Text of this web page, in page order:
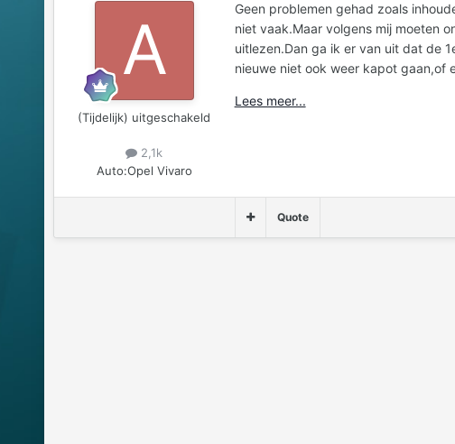
(Tijdelijk) uitgeschakeld
2,1k
Auto:Opel Vivaro
Geen problemen gehad zoals
niet vaak.Maar volgens mij moeten
uitlezen.Dan ga ik er van uit dat de
nieuwe niet ook weer kapot gaan,of
Lees meer...
Quote